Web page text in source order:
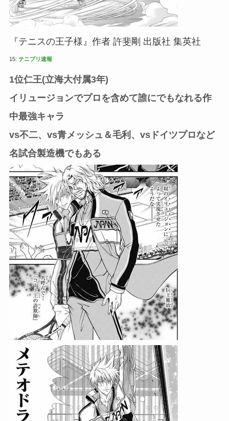
『テニスの王子様』作者 許斐剛 出版社 集英社
15: テニプリ速報
1位仁王(立海大付属3年)
イリュージョンでプロを含めて誰にでもなれる作
中最強キャラ
vs不二、vs青メッシュ＆毛利、vsドイツプロなど
名試合製造機でもある